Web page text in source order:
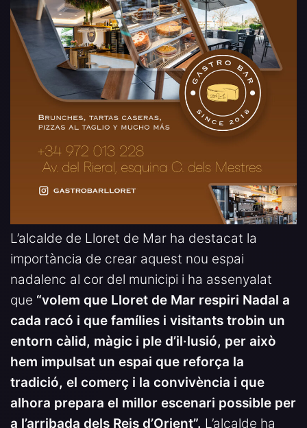
L’alcalde de Lloret de Mar ha destacat la
importància de crear aquest nou espai
nadalenc al cor del municipi i ha assenyalat
que “volem que Lloret de Mar respiri Nadal a
cada racó i que famílies i visitants trobin un
entorn càlid, màgic i ple d’il·lusió, per això
hem impulsat un espai que reforça la
tradició, el comerç i la convivència i que
alhora prepara el millor escenari possible per
a l’arribada dels Reis d’Orient”. L’alcalde ha